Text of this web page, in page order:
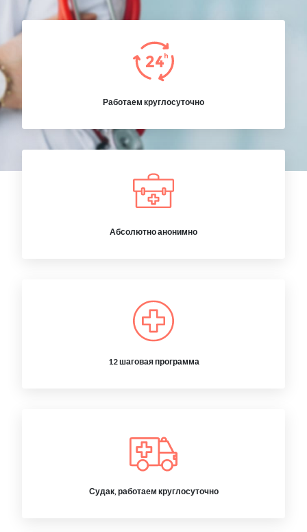
Работаем круглосуточно
Абсолютно анонимно
12 шаговая программа
Судак, работаем круглосуточно